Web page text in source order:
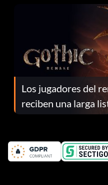
Los jugadores del
reciben una larga
el parche 1.0.4